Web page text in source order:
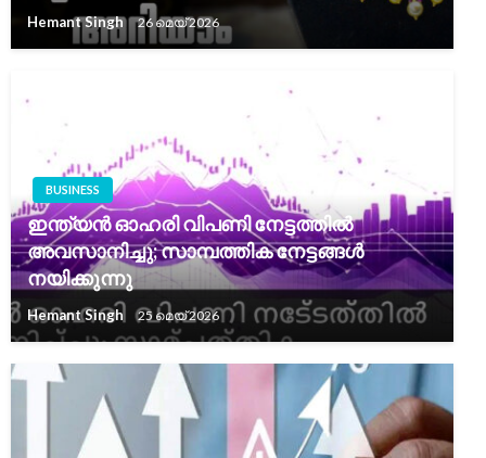
Hemant Singh 26 മെയ്‌ 2026
BUSINESS
ഇന്ത്യൻ ഓഹരി വിപണി നേട്ടത്തിൽ
അവസാനിച്ചു; സാമ്പത്തിക നേട്ടങ്ങൾ
നയിക്കുന്നു
Hemant Singh 25 മെയ്‌ 2026